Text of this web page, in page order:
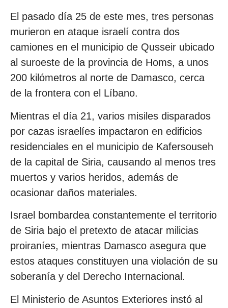
El pasado día 25 de este mes, tres personas
murieron en ataque israelí contra dos
camiones en el municipio de Qusseir ubicado
al suroeste de la provincia de Homs, a unos
200 kilómetros al norte de Damasco, cerca
de la frontera con el Líbano.
Mientras el día 21, varios misiles disparados
por cazas israelíes impactaron en edificios
residenciales en el municipio de Kafersouseh
de la capital de Siria, causando al menos tres
muertos y varios heridos, además de
ocasionar daños materiales.
Israel bombardea constantemente el territorio
de Siria bajo el pretexto de atacar milicias
proiraníes, mientras Damasco asegura que
estos ataques constituyen una violación de su
soberanía y del Derecho Internacional.
El Ministerio de Asuntos Exteriores instó al